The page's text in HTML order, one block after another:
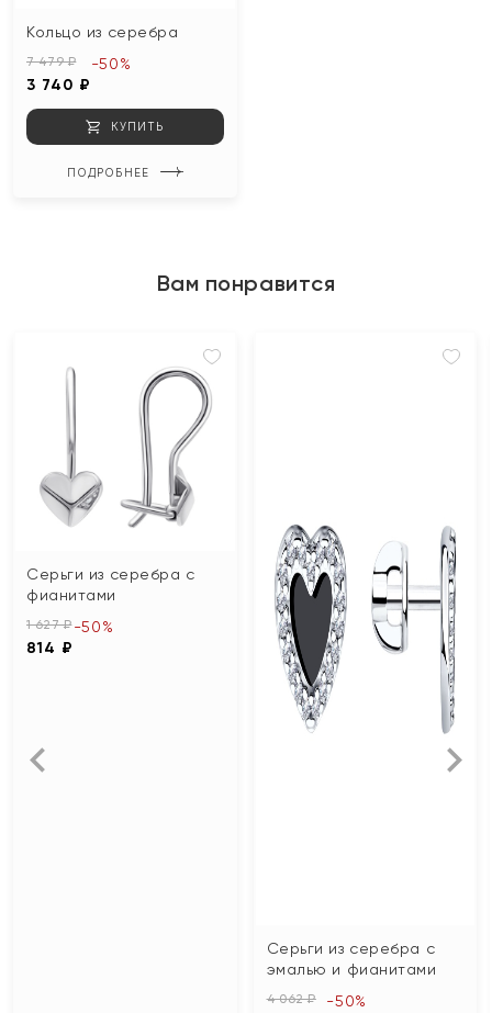
Кольцо из серебра
7 479 ₽
3 740 ₽
-50%
КУПИТЬ
ПОДРОБНЕЕ
Вам понравится
Серьги из серебра с
фианитами
1 627 ₽
814 ₽
-50%
Серьги из серебра с
эмалью и фианитами
4 062 ₽ -50%